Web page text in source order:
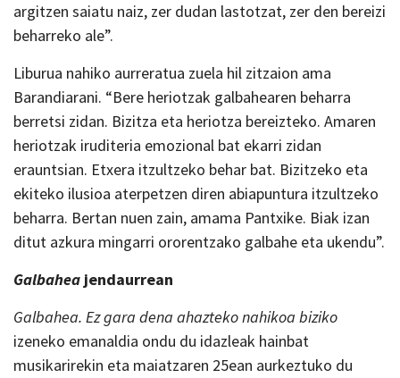
argitzen saiatu naiz, zer dudan lastotzat, zer den bereizi
beharreko ale”.
Liburua nahiko aurreratua zuela hil zitzaion ama
Barandiarani. “Bere heriotzak galbahearen beharra
berretsi zidan. Bizitza eta heriotza bereizteko. Amaren
heriotzak iruditeria emozional bat ekarri zidan
erauntsian. Etxera itzultzeko behar bat. Bizitzeko eta
ekiteko ilusioa aterpetzen diren abiapuntura itzultzeko
beharra. Bertan nuen zain, amama Pantxike. Biak izan
ditut azkura mingarri ororentzako galbahe eta ukendu”.
Galbahea jendaurrean
Galbahea. Ez gara dena ahazteko nahikoa biziko
izeneko emanaldia ondu du idazleak hainbat
musikarirekin eta maiatzaren 25ean aurkeztuko du